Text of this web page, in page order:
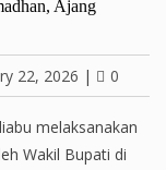
Ajang
22, 2026 | 0
melaksanakan
Wakil Bupati di